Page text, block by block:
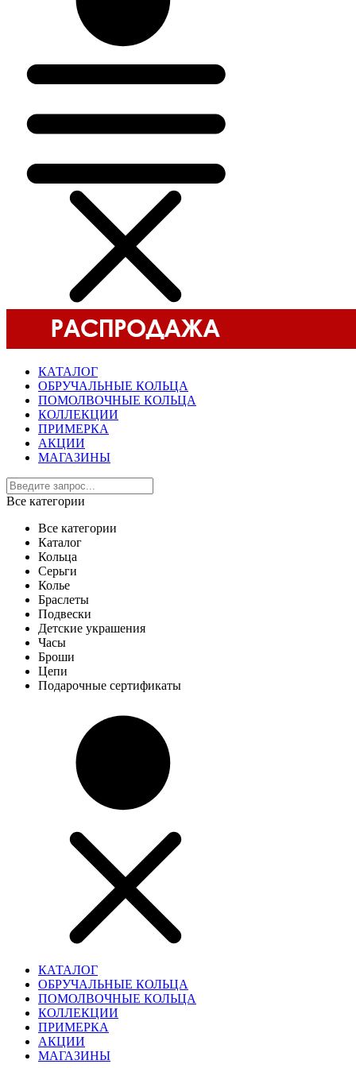
КАТАЛОГ
ОБРУЧАЛЬНЫЕ КОЛЬЦА
ПОМОЛВОЧНЫЕ КОЛЬЦА
КОЛЛЕКЦИИ
ПРИМЕРКА
АКЦИИ
МАГАЗИНЫ
Все категории
Все категории
Каталог
Кольца
Серьги
Колье
Браслеты
Подвески
Детские украшения
Часы
Броши
Цепи
Подарочные сертификаты
КАТАЛОГ
ОБРУЧАЛЬНЫЕ КОЛЬЦА
ПОМОЛВОЧНЫЕ КОЛЬЦА
КОЛЛЕКЦИИ
ПРИМЕРКА
АКЦИИ
МАГАЗИНЫ